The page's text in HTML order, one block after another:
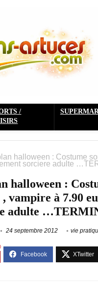
/
halloween : Costume
sorciere adulte
halloween :
, vampire à 7.90
adulte
24 septembre 2012 vie